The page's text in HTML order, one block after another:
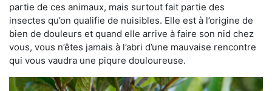
partie de ces animaux, mais surtout fait partie des
insectes qu’on qualifie de nuisibles. Elle est à l’origine de
bien de douleurs et quand elle arrive à faire son nid chez
vous, vous n’êtes jamais à l’abri d’une mauvaise rencontre
qui vous vaudra une piqure douloureuse.